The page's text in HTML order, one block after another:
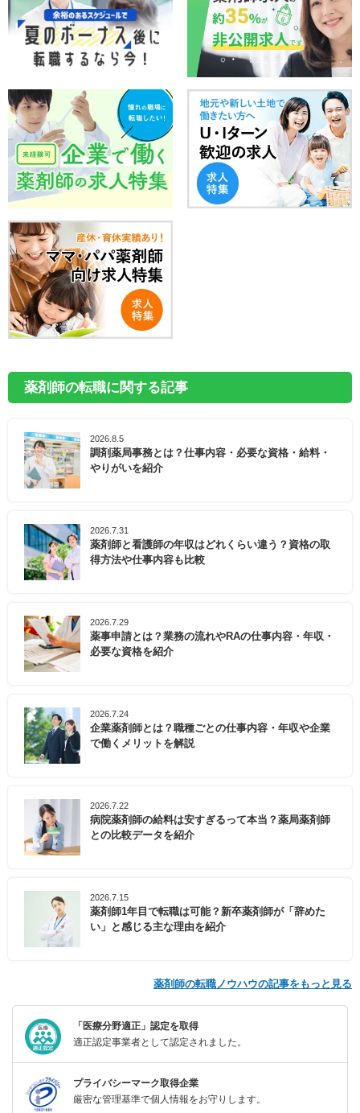
薬剤師の転職に関する記事
2026.8.5
調剤薬局事務とは？仕事内容・必要な資格・給料・
やりがいを紹介
2026.7.31
薬剤師と看護師の年収はどれくらい違う？資格の取
得方法や仕事内容も比較
2026.7.29
薬事申請とは？業務の流れやRAの仕事内容・年収・
必要な資格を紹介
2026.7.24
企業薬剤師とは？職種ごとの仕事内容・年収や企業
で働くメリットを解説
2026.7.22
病院薬剤師の給料は安すぎるって本当？薬局薬剤師
との比較データを紹介
2026.7.15
薬剤師1年目で転職は可能？新卒薬剤師が「辞めた
い」と感じる主な理由を紹介
薬剤師の転職ノウハウの記事をもっと見る
「医療分野適正」認定を取得
適正認定事業者として認定されました。
プライバシーマーク取得企業
厳密な管理基準で個人情報をお守りします。